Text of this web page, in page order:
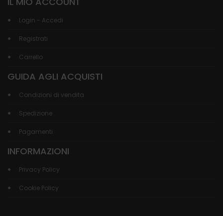
Login - Accedi
Registrati
Carrello
GUIDA AGLI ACQUISTI
Condizioni di vendita
Spedizione
Pagamenti
INFORMAZIONI
Privacy Policy
Cookie Policy